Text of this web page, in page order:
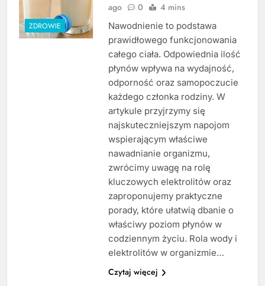
ZDROWIE
ago
0 4 mins
Nawodnienie to podstawa
prawidłowego funkcjonowania
całego ciała. Odpowiednia ilość
płynów wpływa na wydajność,
odporność oraz samopoczucie
każdego członka rodziny. W
artykule przyjrzymy się
najskuteczniejszym napojom
wspierającym właściwe
nawadnianie organizmu,
zwrócimy uwagę na rolę
kluczowych elektrolitów oraz
zaproponujemy praktyczne
porady, które ułatwią dbanie o
właściwy poziom płynów w
codziennym życiu. Rola wody i
elektrolitów w organizmie…
Czytaj więcej